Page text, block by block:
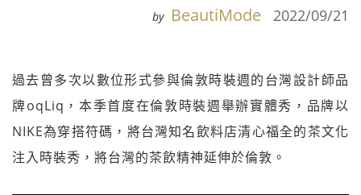
by BeautiMode 2022/09/21
過去曾多次以數位形式參與倫敦時裝週的台灣設計師品
牌oqLiq，本季首度在倫敦時裝週舉辦實體秀，品牌以
NIKE為穿搭符碼，將台灣知名飲料店清心福全的茶文化
注入時裝秀，將台灣的茶飲精神延伸於倫敦。